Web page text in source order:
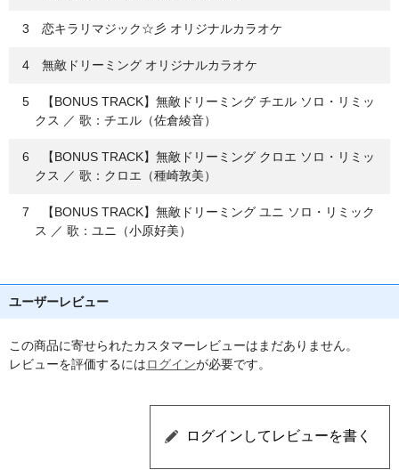
3 恋キラリマジック☆彡 オリジナルカラオケ
4 無敵ドリーミング オリジナルカラオケ
5 【BONUS TRACK】無敵ドリーミング チエル ソロ・リミッ
クス ／ 歌：チエル（佐倉綾音）
6 【BONUS TRACK】無敵ドリーミング クロエ ソロ・リミッ
クス ／ 歌：クロエ（種崎敦美）
7 【BONUS TRACK】無敵ドリーミング ユニ ソロ・リミック
ス ／ 歌：ユニ（小原好美）
ユーザーレビュー
この商品に寄せられたカスタマーレビューはまだありません。
レビューを評価するにはログインが必要です。